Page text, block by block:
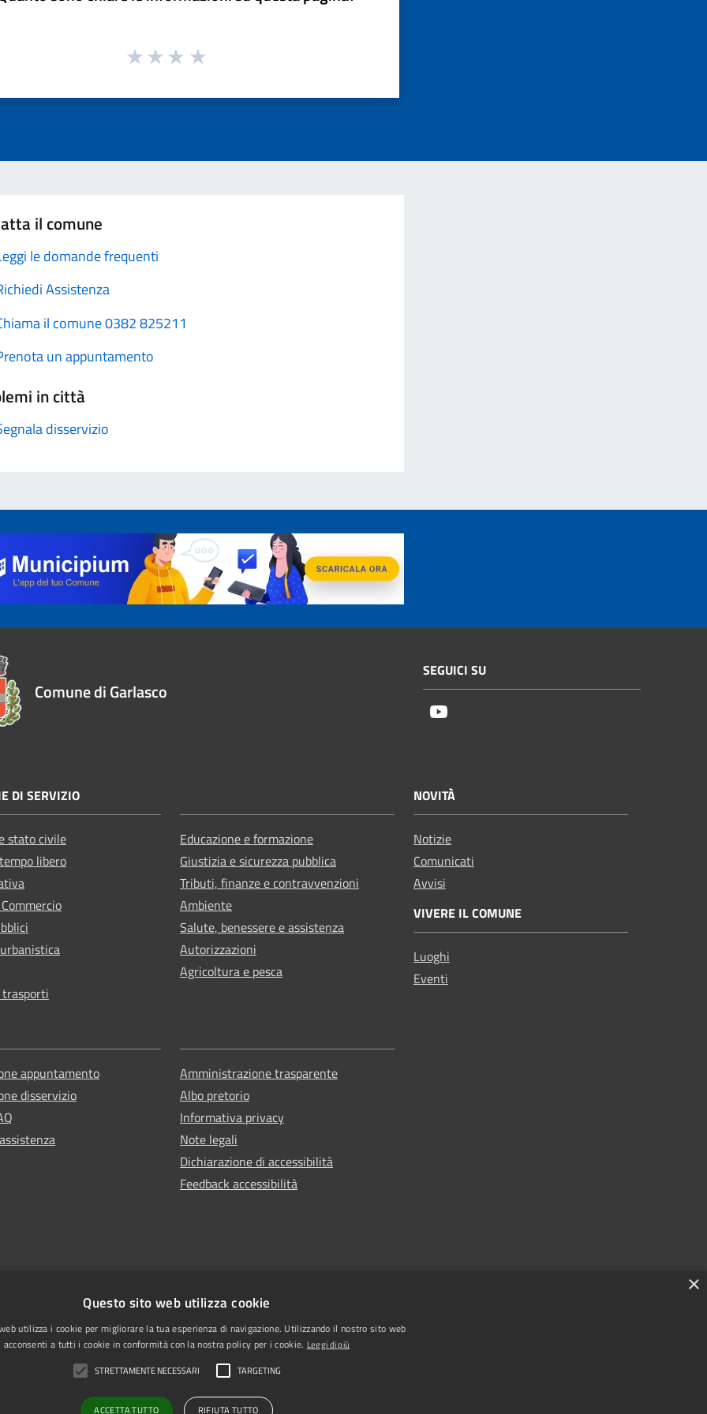
il comune
le domande frequenti
Assistenza
il comune 0382 825211
un appuntamento
in città
disservizio
Comune di Garlasco
SEGUICI SU
DI SERVIZIO
stato civile
libero
Educazione e formazione
Giustizia e sicurezza pubblica
Tributi, finanze e contravvenzioni
Ambiente
Salute, benessere e assistenza
Autorizzazioni
Agricoltura e pesca
NOVITÀ
Notizie
Comunicati
Avvisi
VIVERE IL COMUNE
Luoghi
Eventi
appuntamento
disservizio
Amministrazione trasparente
Albo pretorio
Informativa privacy
Note legali
Dichiarazione di accessibilità
Feedback accessibilità
×
Questo sito web utilizza cookie
utilizza i cookie per migliorare la tua esperienza di navigazione. Utilizzando il nostro sito web
acconsenti a tutti i cookie in conformità con la nostra policy per i cookie. Leggi di più
STRETTAMENTE NECESSARI TARGETING
ACCETTA TUTTO RIFIUTA TUTTO